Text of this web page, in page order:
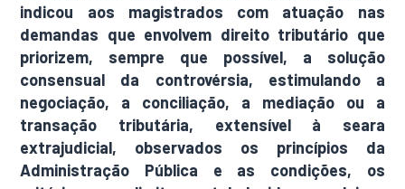
indicou aos magistrados com atuação nas
demandas que envolvem direito tributário que
priorizem, sempre que possível, a solução
consensual da controvérsia, estimulando a
negociação, a conciliação, a mediação ou a
transação tributária, extensível à seara
extrajudicial, observados os princípios da
Administração Pública e as condições, os